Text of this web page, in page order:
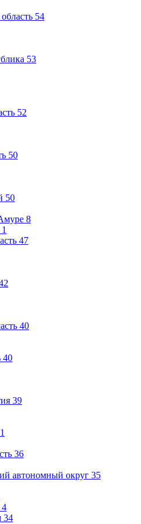
54
53
52
50
50
8
1
47
40
40
39
1
36
автономный округ 35
4
34